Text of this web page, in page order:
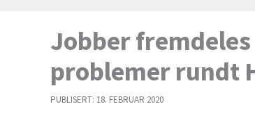
Jobber
problemer rundt
PUBLISERT: 18. FEBRUAR 2020